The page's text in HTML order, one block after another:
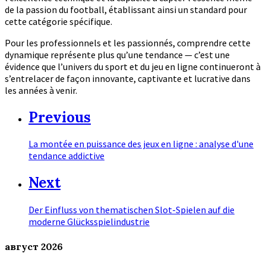
de la passion du football, établissant ainsi un standard pour
cette catégorie spécifique.
Pour les professionnels et les passionnés, comprendre cette
dynamique représente plus qu’une tendance — c’est une
évidence que l’univers du sport et du jeu en ligne continueront à
s’entrelacer de façon innovante, captivante et lucrative dans
les années à venir.
Previous
La montée en puissance des jeux en ligne : analyse d'une
tendance addictive
Next
Der Einfluss von thematischen Slot-Spielen auf die
moderne Glücksspielindustrie
август 2026